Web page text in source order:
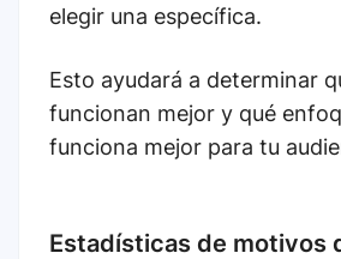
elegir una específica.
Esto ayudará a determinar
funcionan mejor y qué
funciona mejor para tu
Estadísticas de motivos